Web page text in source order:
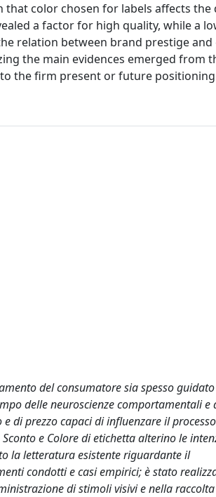
that color chosen for labels affects the
a factor for high quality, while a
relation between brand prestige
the main evidences emerged from
the firm present or future
del consumatore sia spesso
delle neuroscienze comportamentali e
di prezzo capaci di influenzare il processo
e Colore di etichetta alterino le
la letteratura esistente riguardante il
condotti e casi empirici; è stato
di stimoli visivi e nella